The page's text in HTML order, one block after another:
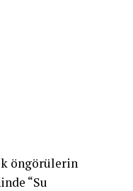
öngörülerin
“Su